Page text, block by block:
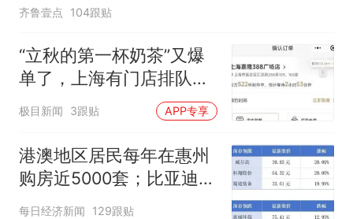
齐鲁壹点 104跟贴
“立秋的第一杯奶茶”又爆
单了，上海有门店排队超
500杯，店员：今天奶茶
店都很忙，要等2个多小
时
极目新闻 3跟贴 APP专享
港澳地区居民每年在惠州
购房近5000套；比亚迪销
量跻身全球车企第六丨大
每日经济新闻 129跟贴